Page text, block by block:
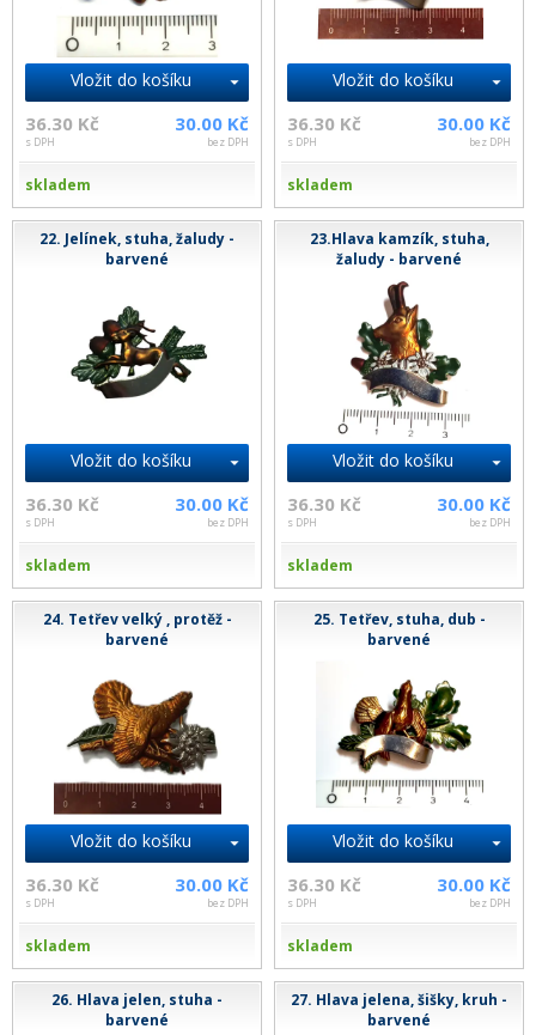
Vložit do košíku
36.30 Kč
s DPH
30.00 Kč
bez DPH
skladem
Vložit do košíku
36.30 Kč
s DPH
30.00 Kč
bez DPH
skladem
22. Jelínek, stuha, žaludy -
barvené
Vložit do košíku
36.30 Kč
s DPH
30.00 Kč
bez DPH
skladem
23.Hlava kamzík, stuha,
žaludy - barvené
Vložit do košíku
36.30 Kč
s DPH
30.00 Kč
bez DPH
skladem
24. Tetřev velký , protěž -
barvené
Vložit do košíku
36.30 Kč
s DPH
30.00 Kč
bez DPH
skladem
25. Tetřev, stuha, dub -
barvené
Vložit do košíku
36.30 Kč
s DPH
30.00 Kč
bez DPH
skladem
26. Hlava jelen, stuha -
barvené
27. Hlava jelena, šišky, kruh -
barvené